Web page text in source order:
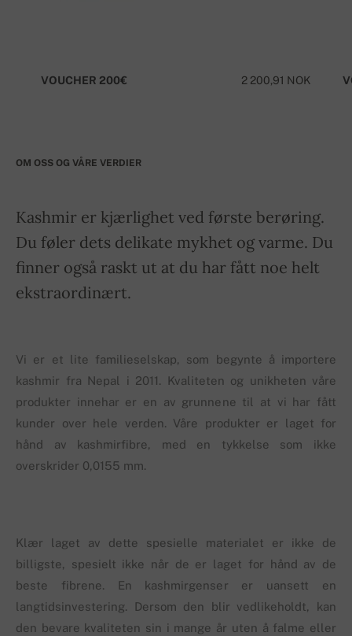
2 200,91 NOK
VOUCHER 200€
OM OSS OG VÅRE VERDIER
Kashmir er kjærlighet ved første berøring.
Du føler dets delikate mykhet og varme. Du
finner også raskt ut at du har fått noe helt
ekstraordinært.
Vi er et lite familieselskap, som begynte å importere
kashmir fra Nepal i 2011. Kvaliteten og unikheten våre
produkter innehar er en av grunnene til at vi har fått
kunder over hele verden. Våre produkter er laget for
hånd av kashmirfibre, med en tykkelse som ikke
overskrider 0,0155 mm.
Klær laget av dette spesielle materialet er ikke de
billigste, spesielt ikke når de er laget for hånd av de
beste fibrene. En kashmirgenser er uansett en
langtidsinvestering. Dersom den blir vedlikeholdt, kan
den bevare kvaliteten sin i mange år uten å falme eller